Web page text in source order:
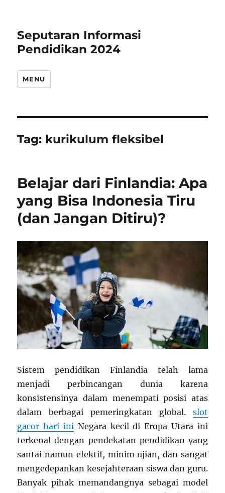
Seputaran Informasi
Pendidikan 2024
MENU
Tag: kurikulum fleksibel
Belajar dari Finlandia: Apa
yang Bisa Indonesia Tiru
(dan Jangan Ditiru)?
Sistem pendidikan Finlandia telah lama
menjadi perbincangan dunia karena
konsistensinya dalam menempati posisi atas
dalam berbagai pemeringkatan global. slot
gacor hari ini Negara kecil di Eropa Utara ini
terkenal dengan pendekatan pendidikan yang
santai namun efektif, minim ujian, dan sangat
mengedepankan kesejahteraan siswa dan guru.
Banyak pihak memandangnya sebagai model